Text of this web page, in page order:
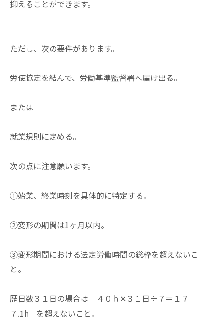
抑えることができます。
ただし、次の要件があります。
労使協定を結んで、労働基準監督署へ届け出る。
または
就業規則に定める。
次の点に注意願います。
①始業、終業時刻を具体的に特定する。
②変形の期間は1ヶ月以内。
③変形期間における法定労働時間の総枠を超えないこ
と。
歴日数３１日の場合は ４０ｈ✕３１日÷７＝１７
７.1h を超えないこと。